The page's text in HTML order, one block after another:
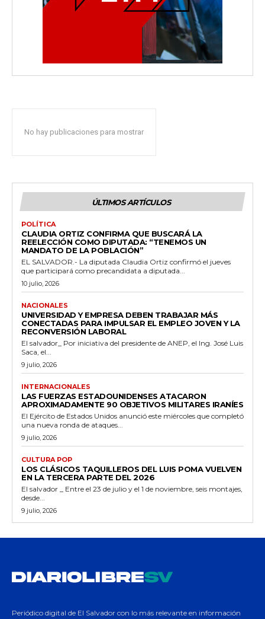
No hay publicaciones para mostrar
ÚLTIMOS ARTÍCULOS
POLÍTICA
CLAUDIA ORTIZ CONFIRMA QUE BUSCARÁ LA
REELECCIÓN COMO DIPUTADA: “TENEMOS UN
MANDATO DE LA POBLACIÓN”
EL SALVADOR.- La diputada Claudia Ortiz confirmó el jueves
que participará como precandidata a diputada...
10 julio, 2026
NACIONALES
UNIVERSIDAD Y EMPRESA DEBEN TRABAJAR MÁS
CONECTADAS PARA IMPULSAR EL EMPLEO JOVEN Y LA
RECONVERSIÓN LABORAL
El salvador_ Por iniciativa del presidente de ANEP, el Ing. José Luis
Saca, el...
9 julio, 2026
INTERNACIONALES
LAS FUERZAS ESTADOUNIDENSES ATACARON
APROXIMADAMENTE 90 OBJETIVOS MILITARES IRANÍES
El Ejército de Estados Unidos anunció este miércoles que completó
una nueva ronda de ataques...
9 julio, 2026
CULTURA POP
LOS CLÁSICOS TAQUILLEROS DEL LUIS POMA VUELVEN
EN LA TERCERA PARTE DEL 2026
El salvador _ Entre el 23 de julio y el 1 de noviembre, seis montajes,
desde...
9 julio, 2026
Periódico digital de El Salvador con lo más relevante en información